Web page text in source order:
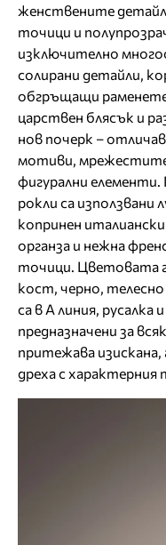
женствените
точици и
изключително
солирани детайли,
обгръщащи
царствен блясък и
нов почерк –
мотиви,
фигурални
рокли са използвани
копринен
органза и нежна
точици. Цветовата
кост, черно,
са в А линия, русалка
предназначени за
притежава
дреха с характерния